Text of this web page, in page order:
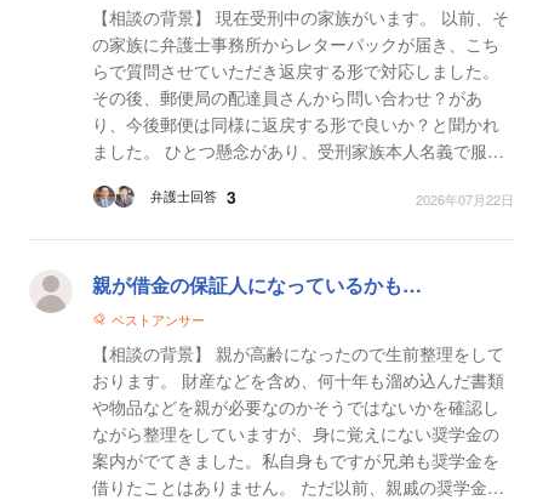
【相談の背景】 現在受刑中の家族がいます。 以前、そ
の家族に弁護士事務所からレターパックが届き、こち
らで質問させていただき返戻する形で対応しました。
その後、郵便局の配達員さんから問い合わせ？があ
り、今後郵便は同様に返戻する形で良いか？と聞かれ
ました。 ひとつ懸念があり、受刑家族本人名義で服役
で...
弁護士回答 3 2026年07月22日
親が借金の保証人になっているかも…
ベストアンサー
【相談の背景】 親が高齢になったので生前整理をして
おります。 財産などを含め、何十年も溜め込んだ書類
や物品などを親が必要なのかそうではないかを確認し
ながら整理をしていますが、身に覚えにない奨学金の
案内がでてきました。私自身もですが兄弟も奨学金を
借りたことはありません。 ただ以前、親戚の奨学金の